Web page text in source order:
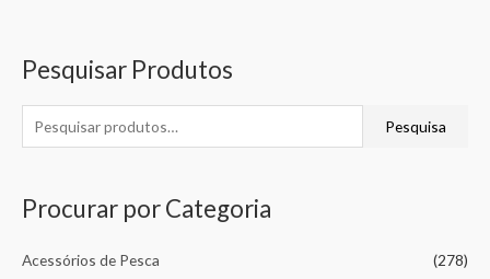
Pesquisar Produtos
Pesquisa
Procurar por Categoria
Acessórios de Pesca
(278)